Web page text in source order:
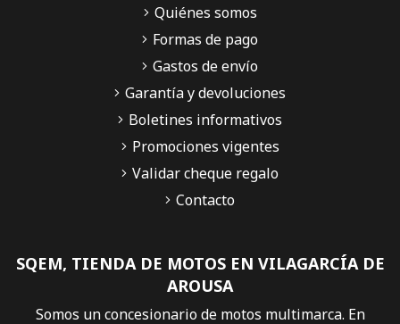
SQEM, TIENDA DE MOTOS EN VILAGARCÍA DE
AROUSA
Somos un concesionario de motos multimarca. En
Quiénes somos
Formas de pago
Gastos de envío
Garantía y devoluciones
Boletines informativos
Promociones vigentes
Validar cheque regalo
Contacto